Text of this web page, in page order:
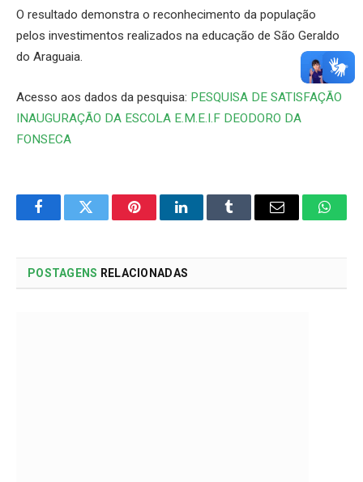
O resultado demonstra o reconhecimento da população
pelos investimentos realizados na educação de São Geraldo
do Araguaia.
Acesso aos dados da pesquisa: PESQUISA DE SATISFAÇÃO
INAUGURAÇÃO DA ESCOLA E.M.E.I.F DEODORO DA
FONSECA
FacebookTwitter PinterestLinkedInTumblr Email
POSTAGENS RELACIONADAS